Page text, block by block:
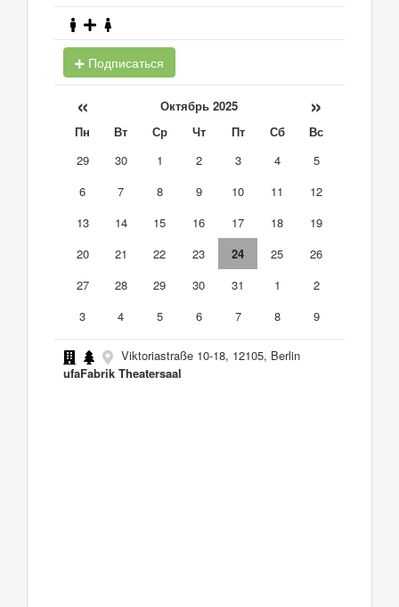
Подписаться
« Октябрь 2025 »
Пн Вт Ср Чт Пт Сб
Вс
29
30 1 2 3 4
5
6
7 8 9 10 11
12
13
14 15 16 17 18
19
20
21 22 23 24 25
26
27
28 29 30 31 1
2
3
4 5 6 7 8 9
Viktoriastraße 10-18, 12105, Berlin
ufaFabrik Theatersaal